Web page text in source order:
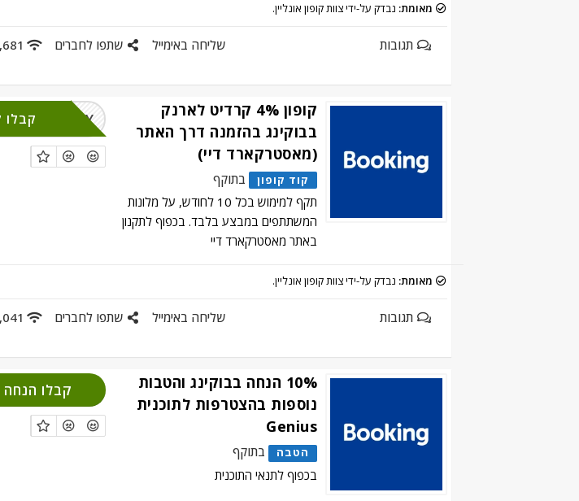
מאומת: נבדק על-ידי צוות קופון אונליין.
3,681 צפיות בהטבה שתפו לחברים שליחה באימייל תגובות
קופון 4% קרדיט לארנק
בבוקינג בהזמנה דרך האתר
(מאסטרקארד דיי)
קוד קופון
בתוקף
תקף למימוש בכל 10 לחודש, על מלונות
המשתתפים במבצע בלבד. בכפוף לתקנון
באתר מאסטרקארד דיי
קבלו
מאומת: נבדק על-ידי צוות קופון אונליין.
3,041 צפיות בהטבה שתפו לחברים שליחה באימייל תגובות
10% הנחה בבוקינג והטבות
נוספות בהצטרפות לתוכנית
Genius
הטבה
בתוקף
בכפוף לתנאי התוכנית
קבלו הנחה